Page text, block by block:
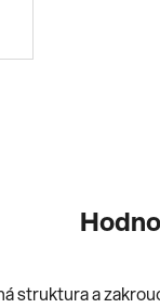
struktura a